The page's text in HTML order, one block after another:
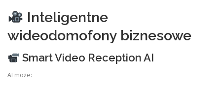
Inteligentne
wideodomofony biznesowe
Smart Video Reception AI
AI może: